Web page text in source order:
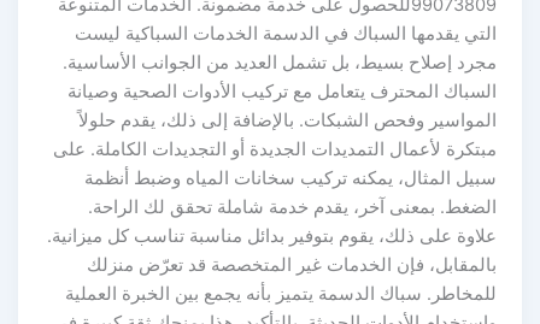
99073809للحصول على خدمة مضمونة. الخدمات المتنوعة
التي يقدمها السباك في الدسمة الخدمات السباكية ليست
مجرد إصلاح بسيط، بل تشمل العديد من الجوانب الأساسية.
السباك المحترف يتعامل مع تركيب الأدوات الصحية وصيانة
المواسير وفحص الشبكات. بالإضافة إلى ذلك، يقدم حلولاً
مبتكرة لأعمال التمديدات الجديدة أو التجديدات الكاملة. على
سبيل المثال، يمكنه تركيب سخانات المياه وضبط أنظمة
الضغط. بمعنى آخر، يقدم خدمة شاملة تحقق لك الراحة.
علاوة على ذلك، يقوم بتوفير بدائل مناسبة تناسب كل ميزانية.
بالمقابل، فإن الخدمات غير المتخصصة قد تعرّض منزلك
للمخاطر. سباك الدسمة يتميز بأنه يجمع بين الخبرة العملية